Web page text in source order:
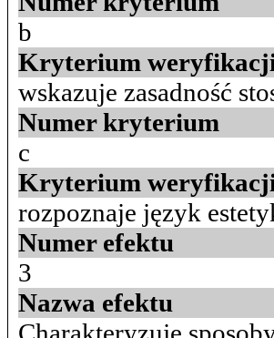
b
Kryterium
wskazuje zasadność
Numer kryterium
c
Kryterium
rozpoznaje język
Numer efektu
3
Nazwa efektu